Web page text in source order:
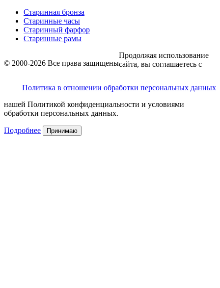
Старинная бронза
Старинные часы
Старинный фарфор
Старинные рамы
© 2000-2026 Все права защищены
Политика в отношении обработки персональных данных
Продолжая использование
сайта, вы соглашаетесь с
нашей Политикой конфиденциальности и условиями
обработки персональных данных.
Подробнее Принимаю